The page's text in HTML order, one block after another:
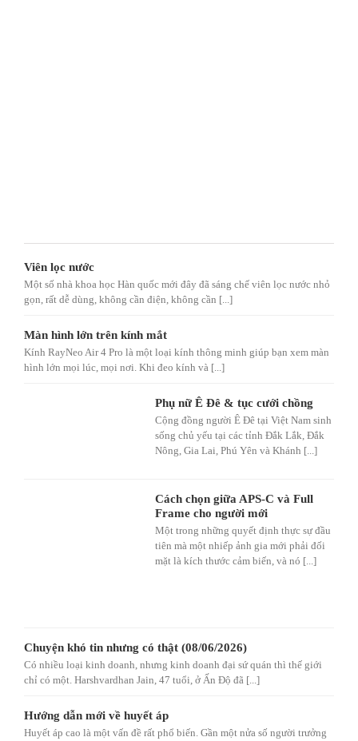
Viên lọc nước
Một số nhà khoa học Hàn quốc mới đây đã sáng chế viên lọc nước nhỏ
gọn, rất dễ dùng, không cần điện, không cần [...]
Màn hình lớn trên kính mắt
Kính RayNeo Air 4 Pro là một loại kính thông minh giúp bạn xem màn
hình lớn mọi lúc, mọi nơi. Khi đeo kính và [...]
Phụ nữ Ê Đê & tục cưới chồng
Cộng đồng người Ê Đê tại Việt Nam sinh
sống chủ yếu tại các tỉnh Đắk Lắk, Đắk
Nông, Gia Lai, Phú Yên và Khánh [...]
Cách chọn giữa APS-C và Full
Frame cho người mới
Một trong những quyết định thực sự đầu
tiên mà một nhiếp ảnh gia mới phải đối
mặt là kích thước cảm biến, và nó [...]
Chuyện khó tin nhưng có thật (08/06/2026)
Có nhiều loại kinh doanh, nhưng kinh doanh đại sứ quán thì thế giới
chỉ có một. Harshvardhan Jain, 47 tuổi, ở Ấn Độ đã [...]
Hướng dẫn mới về huyết áp
Huyết áp cao là một vấn đề rất phổ biến. Gần một nửa số người trưởng